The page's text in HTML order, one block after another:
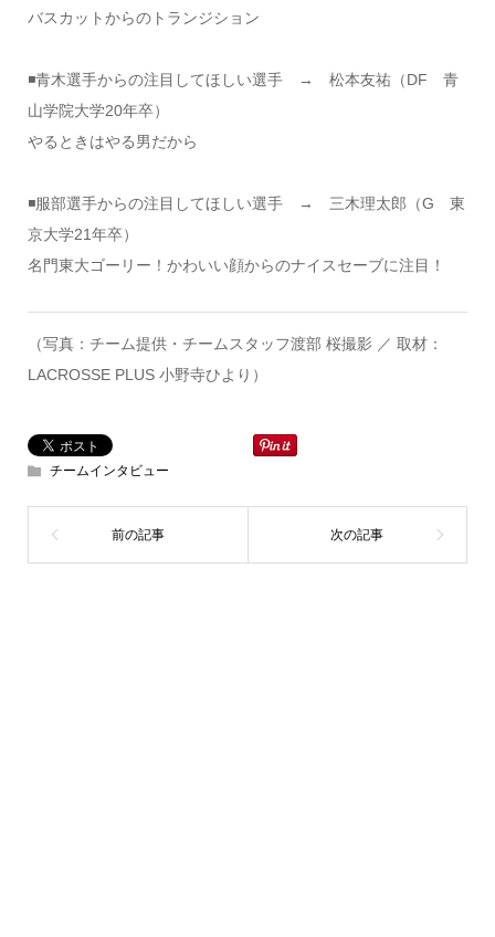
バスカットからのトランジション
◾️青木選手からの注目してほしい選手 → 松本友祐（DF 青
山学院大学20年卒）
やるときはやる男だから
◾️服部選手からの注目してほしい選手 → 三木理太郎（G 東
京大学21年卒）
名門東大ゴーリー！かわいい顔からのナイスセーブに注目！
（写真：チーム提供・チームスタッフ渡部 桜撮影 ／ 取材：
LACROSSE PLUS 小野寺ひより）
チームインタビュー